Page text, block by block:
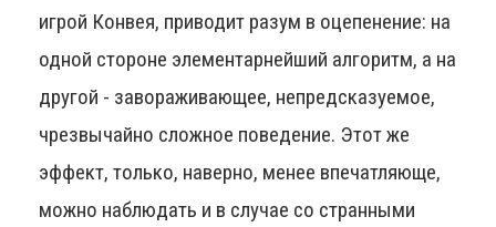
игрой Конвея, приводит разум в оцепенение: на
одной стороне элементарнейший алгоритм, а на
другой - завораживающее, непредсказуемое,
чрезвычайно сложное поведение. Этот же
эффект, только, наверно, менее впечатляюще,
можно наблюдать и в случае со странными